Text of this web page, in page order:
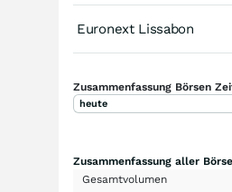
Euronext Lissabon
Zusammenfassung Börsen
heute
Zusammenfassung aller
Gesamtvolumen